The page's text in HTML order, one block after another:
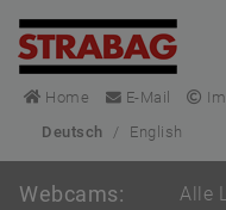
Home E-Mail
Deutsch
/ English
Webcams: Alle